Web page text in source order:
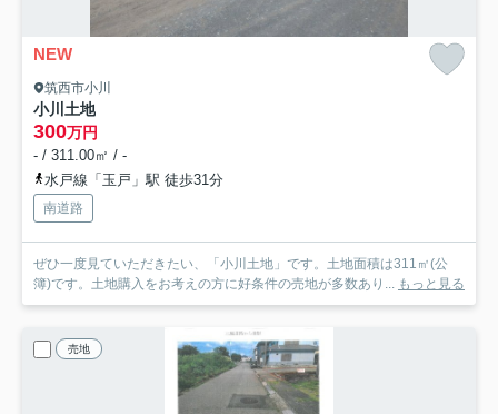
NEW
筑西市小川
小川土地
300万円
- / 311.00㎡ / -
水戸線「玉戸」駅 徒歩31分
南道路
ぜひ一度見ていただきたい、「小川土地」です。土地面積は311㎡(公
簿)です。土地購入をお考えの方に好条件の売地が多数あり... もっと見る
売地